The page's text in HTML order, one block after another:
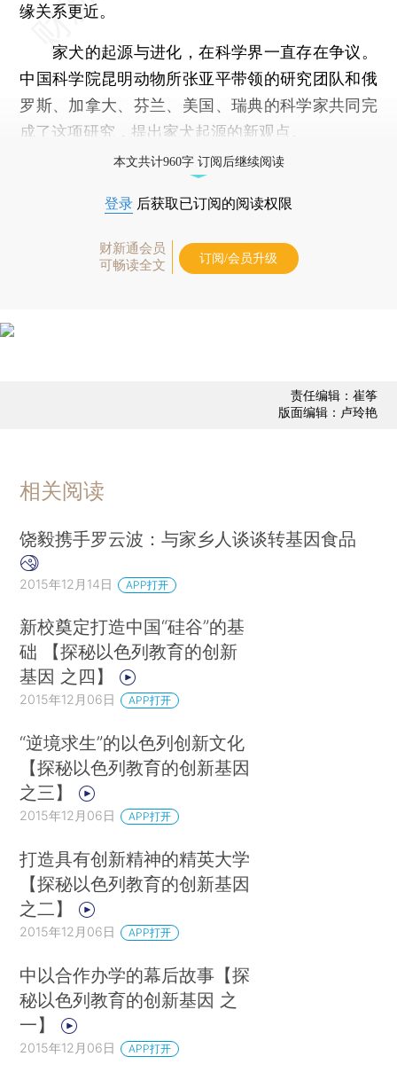
缘关系更近。
家犬的起源与进化，在科学界一直存在争议。
中国科学院昆明动物所张亚平带领的研究团队和俄
罗斯、加拿大、芬兰、美国、瑞典的科学家共同完
成了这项研究，提出家犬起源的新观点。
本文共计960字 订阅后继续阅读
登录 后获取已订阅的阅读权限
财新通会员
可畅读全文
订阅/会员升级
责任编辑：崔筝
版面编辑：卢玲艳
相关阅读
饶毅携手罗云波：与家乡人谈谈转基因食品
2015年12月14日 APP打开
新校奠定打造中国“硅谷”的基
础 【探秘以色列教育的创新
基因 之四】
2015年12月06日 APP打开
“逆境求生”的以色列创新文化
【探秘以色列教育的创新基因
之三】
2015年12月06日 APP打开
打造具有创新精神的精英大学
【探秘以色列教育的创新基因
之二】
2015年12月06日 APP打开
中以合作办学的幕后故事【探
秘以色列教育的创新基因 之
一】
2015年12月06日 APP打开